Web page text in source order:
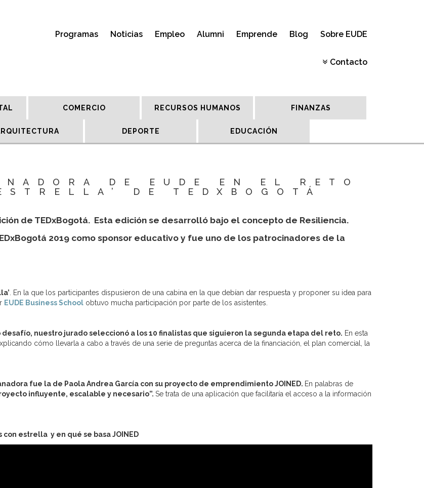
Programas Noticias Empleo Alumni Emprende Blog Sobre EUDE
Contacto
COMERCIO RECURSOS HUMANOS FINANZAS
DEPORTE EDUCACIÓN
DE EUDE EN EL RETO
DE TEDXBOGOTÁ
de TEDxBogotá. Esta edición se desarrolló bajo el concepto de Resiliencia.
2019 como sponsor educativo y fue uno de los patrocinadores de la
. En la que los participantes dispusieron de una cabina en la que debían dar respuesta y proponer su idea para
EUDE Business School obtuvo mucha participación por parte de los asistentes.
nuestro jurado seleccionó a los 10 finalistas que siguieron la segunda etapa del reto. En esta
cómo llevarla a cabo a través de una serie de preguntas acerca de la financiación, el plan comercial, la
fue la de Paola Andrea García con su proyecto de emprendimiento JOINED. En palabras de
influyente, escalable y necesario”. Se trata de una aplicación que facilitaría el acceso a la información
estrella y en qué se basa JOINED